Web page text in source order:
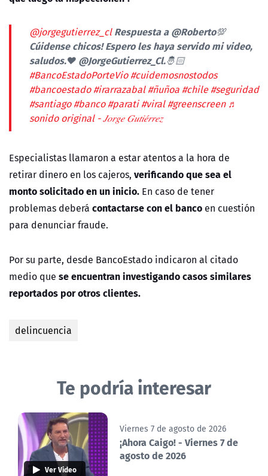
@jorgegutierrez_clRespuesta a @Roberto💯
Cúidense chicos! Espero les haya servido mi video,
saludos.♥️ @JorgeGutierrez_Cl.🤴🏻
#BancoEstadoPorteVio #cuidemosnostodos
#bancoestado #irarrazabal #ñuñoa #chile #seguridad
#santiago #banco #parati #viral #greenscreen ♬
sonido original - 𝐽𝑜𝑟𝑔𝑒 𝐺𝑢𝑡𝑖𝑒́𝑟𝑟𝑒𝑧
Especialistas llamaron a estar atentos a la hora de
retirar dinero en los cajeros, verificando que sea el
monto solicitado en un inicio. En caso de tener
problemas deberá contactarse con el banco en cuestión
para denunciar fraude.
Por su parte, desde BancoEstado indicaron al citado
medio que se encuentran investigando casos similares
reportados por otros clientes.
delincuencia
Te podría interesar
Ver Video
Viernes 7 de agosto de 2026
¡Ahora Caigo! - Viernes 7 de
agosto de 2026